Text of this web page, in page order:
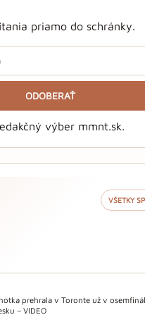
priamo do schránky.
ODOBERAŤ
výber mmnt.sk.
VŠETKY
prehrala v Toronte už v
– VIDEO